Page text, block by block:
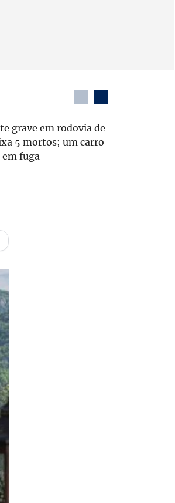
grave em rodovia de
5 mortos; um carro
fuga